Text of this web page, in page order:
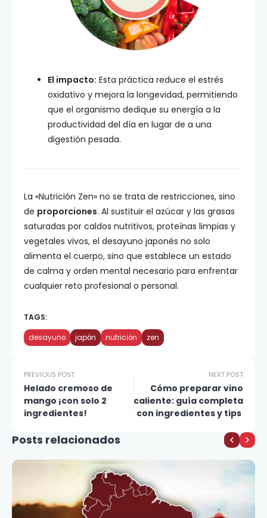
El impacto: Esta práctica reduce el estrés
oxidativo y mejora la longevidad, permitiendo
que el organismo dedique su energía a la
productividad del día en lugar de a una
digestión pesada.
La «Nutrición Zen» no se trata de restricciones, sino
de proporciones. Al sustituir el azúcar y las grasas
saturadas por caldos nutritivos, proteínas limpias y
vegetales vivos, el desayuno japonés no solo
alimenta el cuerpo, sino que establece un estado
de calma y orden mental necesario para enfrentar
cualquier reto profesional o personal.
TAGS:
desayuno japón nutrición zen
PREVIOUS POST
Helado cremoso de
mango ¡con solo 2
ingredientes!
NEXT POST
Cómo preparar vino
caliente: guía completa
con ingredientes y tips
Posts relacionados